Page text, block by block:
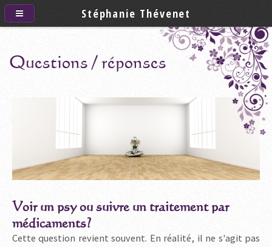
Questions / réponses
Voir un psy ou suivre un traitement par
médicaments?
Cette question revient souvent. En réalité, il ne s'agit pas
Stéphanie Thévenet